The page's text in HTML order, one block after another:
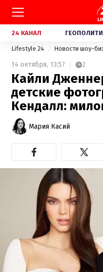
24 КАНАЛ
Lifestyle 24 Новости шоу-
14 октября, 13:57 2
Кайли
детские
Кендалл:
Мария Касий